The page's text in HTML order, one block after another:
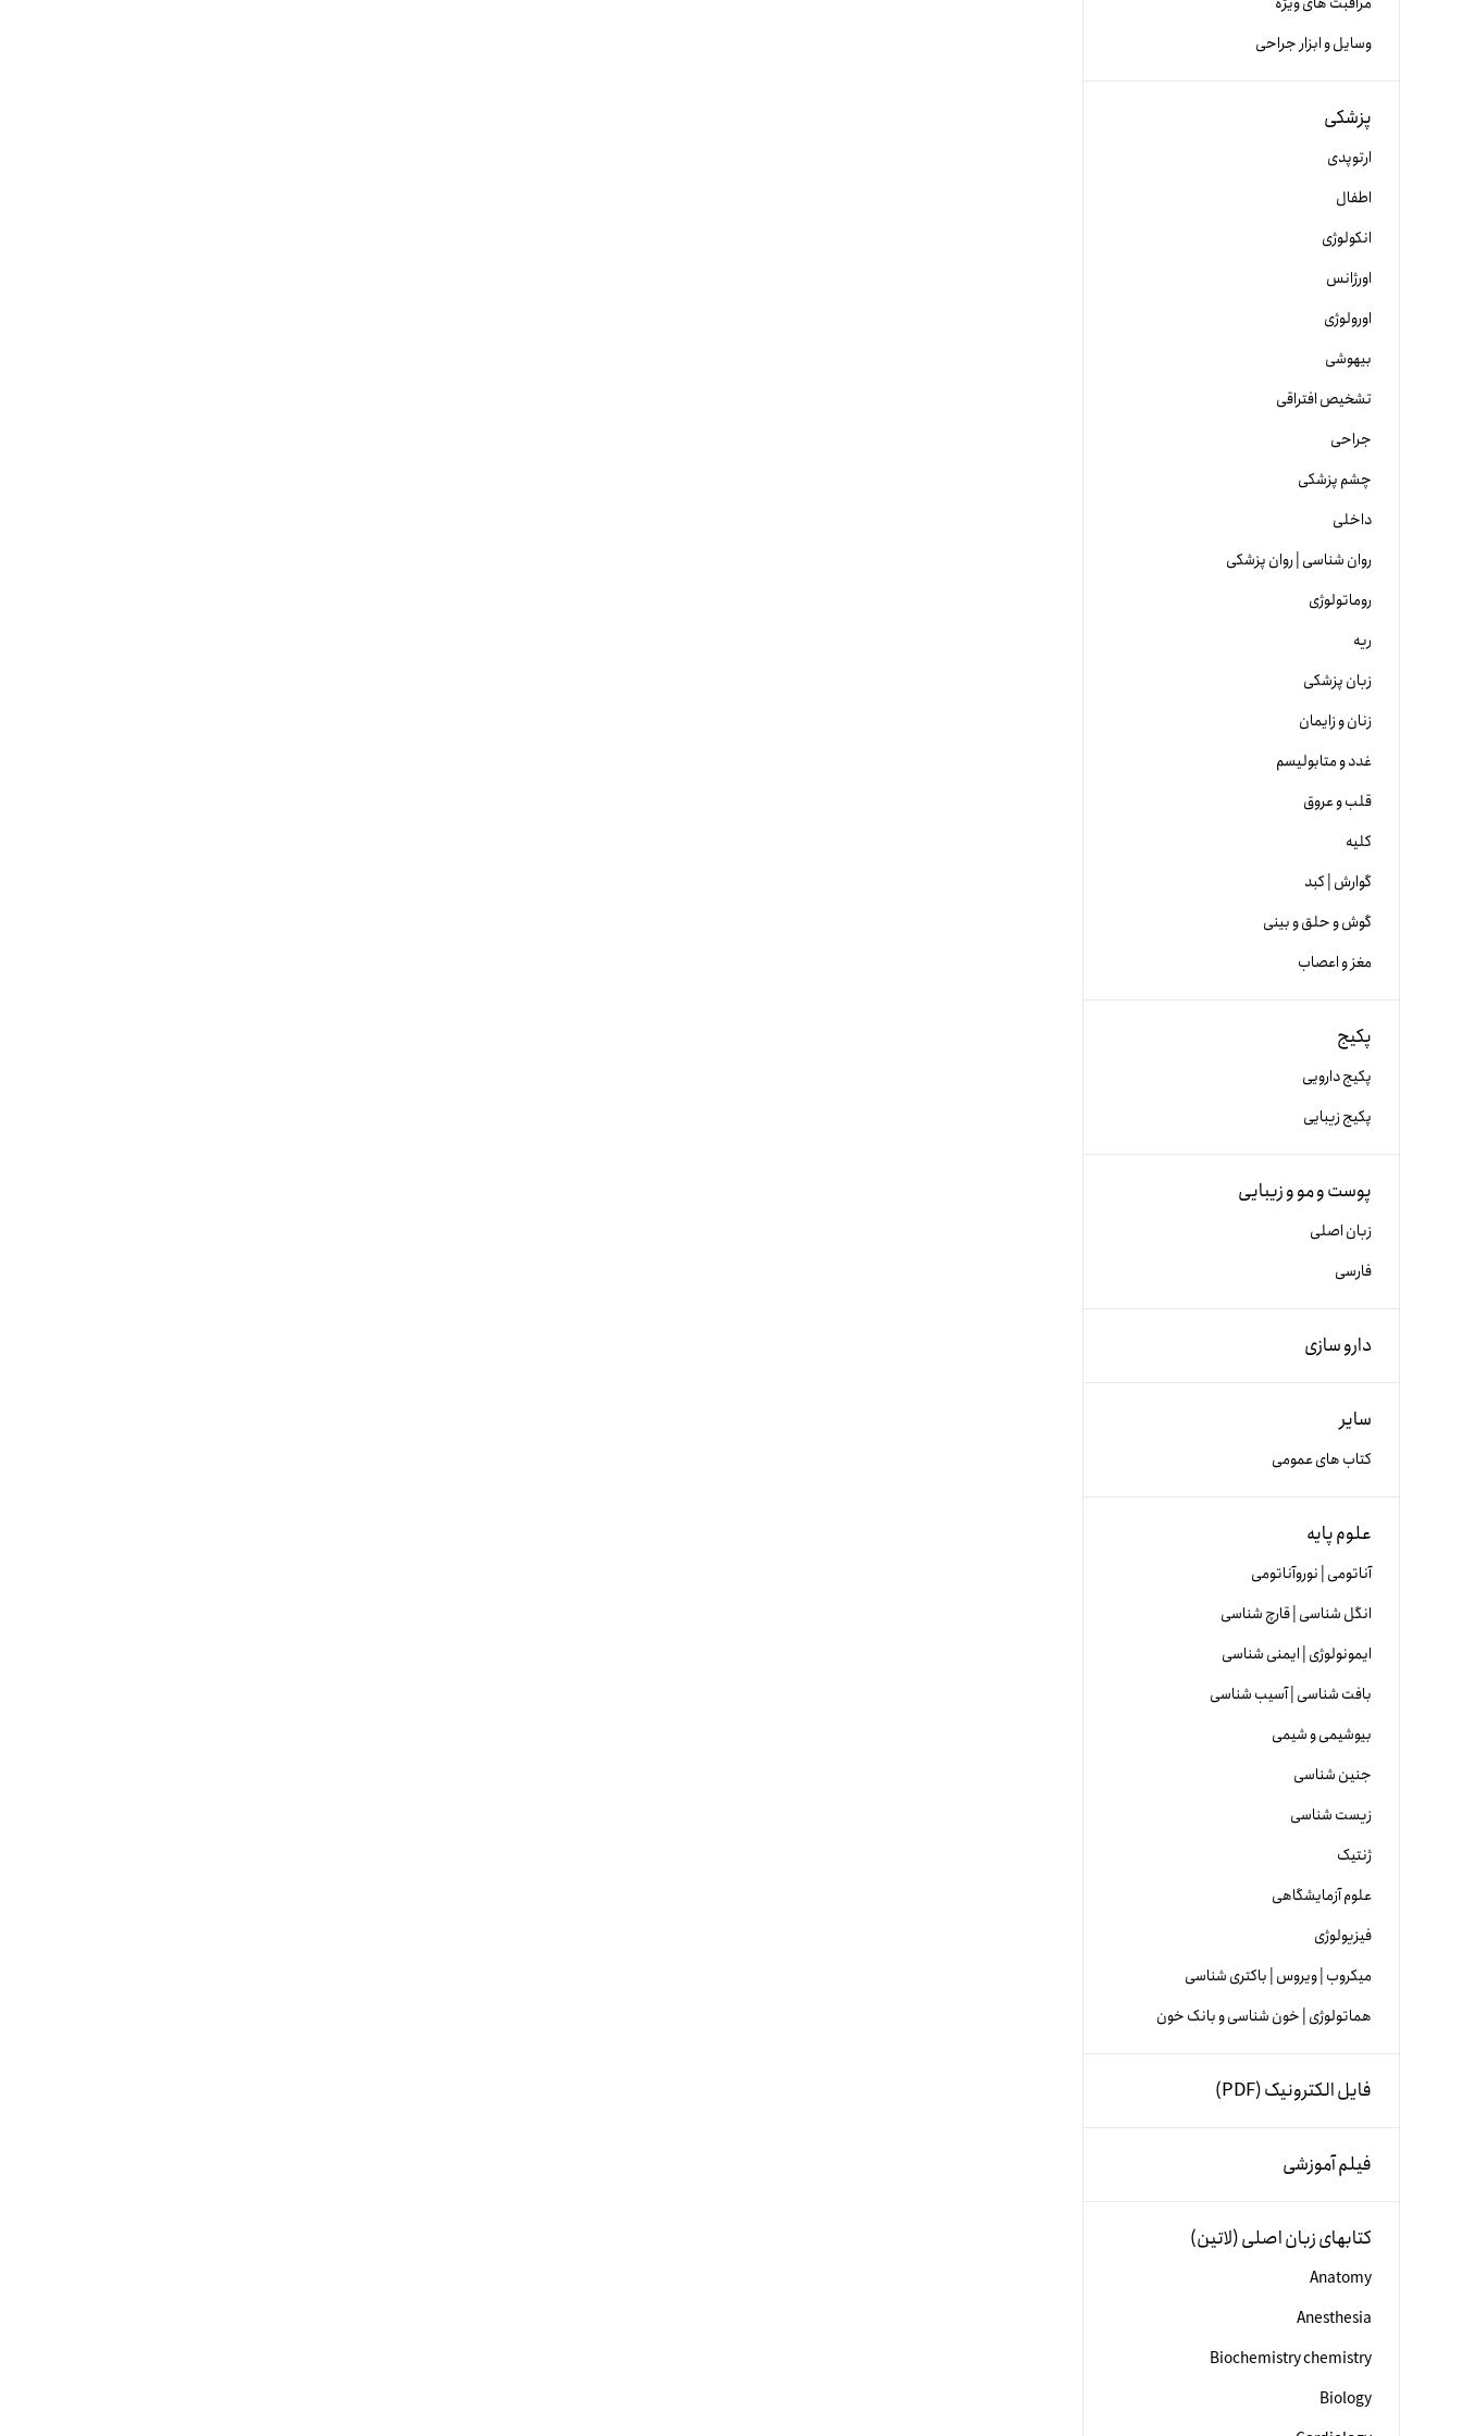
وسایل و ابزار جراحی
پزشکی
ارتوپدی
اطفال
انکولوژی
اورژانس
اورولوژی
بیهوشی
تشخیص افتراقی
جراحی
چشم پزشکی
داخلی
روان شناسی | روان پزشکی
روماتولوژی
ریه
زبان پزشکی
زنان و زایمان
غدد و متابولیسم
قلب و عروق
کلیه
گوارش | کبد
گوش و حلق و بینی
مغز و اعصاب
پکیج
پکیج دارویی
پکیج زیبایی
پوست و مو و زیبایی
زبان اصلی
فارسی
دارو سازی
سایر
کتاب های عمومی
علوم پایه
آناتومی | نوروآناتومی
انگل شناسی | قارچ شناسی
ایمونولوژی | ایمنی شناسی
بافت شناسی | آسیب شناسی
بیوشیمی و شیمی
جنین شناسی
زیست شناسی
ژنتیک
علوم آزمایشگاهی
فیزیولوژی
میکروب | ویروس | باکتری شناسی
هماتولوژی | خون شناسی و بانک خون
فایل الکترونیک (PDF)
فیلم آموزشی
کتابهای زبان اصلی (لاتین)
Anatomy
Anesthesia
Biochemistry chemistry
Biology